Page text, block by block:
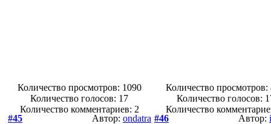
Количество просмотров: 1090
Количество голосов: 17
Количество комментариев: 2
Количество просмотров:
Количество голосов:
Количество
#45
Автор: ondatra #46 Автор: